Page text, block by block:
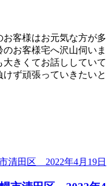
客様はお元気な方が多
お客様宅へ沢山伺いま
きくてお話ししていて
ず頑張っていきたいと